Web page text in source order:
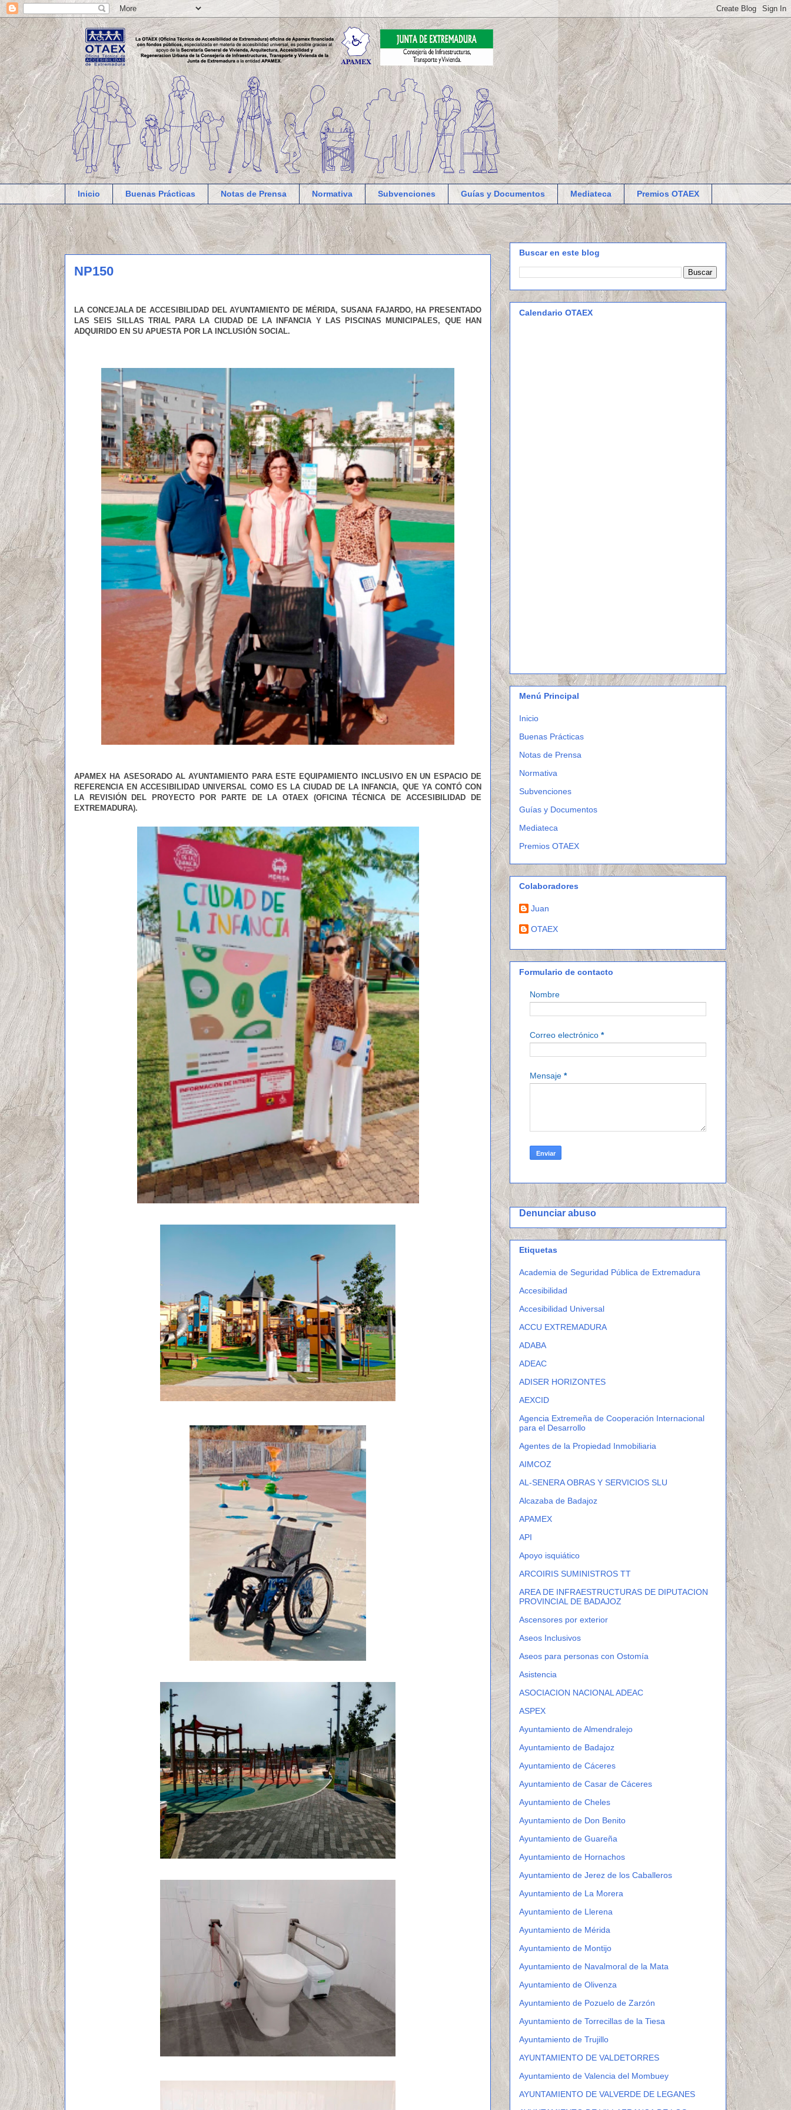
Inicio Buenas Prácticas Notas de Prensa Normativa Subvenciones Guías y Documentos Mediateca Premios OTAEX
NP150
LA CONCEJALA DE ACCESIBILIDAD DEL AYUNTAMIENTO DE MÉRIDA, SUSANA FAJARDO, HA PRESENTADO
LAS SEIS SILLAS TRIAL PARA LA CIUDAD DE LA INFANCIA Y LAS PISCINAS MUNICIPALES, QUE HAN
ADQUIRIDO EN SU APUESTA POR LA INCLUSIÓN SOCIAL.
APAMEX HA ASESORADO AL AYUNTAMIENTO PARA ESTE EQUIPAMIENTO INCLUSIVO EN UN ESPACIO DE
REFERENCIA EN ACCESIBILIDAD UNIVERSAL COMO ES LA CIUDAD DE LA INFANCIA, QUE YA CONTÓ CON
LA REVISIÓN DEL PROYECTO POR PARTE DE LA OTAEX (OFICINA TÉCNICA DE ACCESIBILIDAD DE
EXTREMADURA).
Buscar en este blog
Calendario OTAEX
Menú Principal
Inicio
Buenas Prácticas
Notas de Prensa
Normativa
Subvenciones
Guías y Documentos
Mediateca
Premios OTAEX
Colaboradores
Juan
OTAEX
Formulario de contacto
Nombre
Correo electrónico *
Mensaje *
Denunciar abuso
Etiquetas
Academia de Seguridad Pública de Extremadura
Accesibilidad
Accesibilidad Universal
ACCU EXTREMADURA
ADABA
ADEAC
ADISER HORIZONTES
AEXCID
Agencia Extremeña de Cooperación Internacional
para el Desarrollo
Agentes de la Propiedad Inmobiliaria
AIMCOZ
AL-SENERA OBRAS Y SERVICIOS SLU
Alcazaba de Badajoz
APAMEX
API
Apoyo isquiático
ARCOIRIS SUMINISTROS TT
AREA DE INFRAESTRUCTURAS DE DIPUTACION
PROVINCIAL DE BADAJOZ
Ascensores por exterior
Aseos Inclusivos
Aseos para personas con Ostomía
Asistencia
ASOCIACION NACIONAL ADEAC
ASPEX
Ayuntamiento de Almendralejo
Ayuntamiento de Badajoz
Ayuntamiento de Cáceres
Ayuntamiento de Casar de Cáceres
Ayuntamiento de Cheles
Ayuntamiento de Don Benito
Ayuntamiento de Guareña
Ayuntamiento de Hornachos
Ayuntamiento de Jerez de los Caballeros
Ayuntamiento de La Morera
Ayuntamiento de Llerena
Ayuntamiento de Mérida
Ayuntamiento de Montijo
Ayuntamiento de Navalmoral de la Mata
Ayuntamiento de Olivenza
Ayuntamiento de Pozuelo de Zarzón
Ayuntamiento de Torrecillas de la Tiesa
Ayuntamiento de Trujillo
AYUNTAMIENTO DE VALDETORRES
Ayuntamiento de Valencia del Mombuey
AYUNTAMIENTO DE VALVERDE DE LEGANES